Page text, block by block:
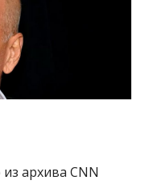
архива CNN